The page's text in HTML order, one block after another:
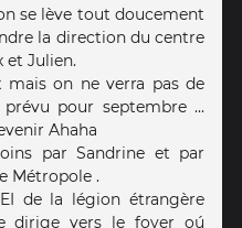
se lève tout doucement
la direction du centre
et Julien.
on ne verra pas de
pour septembre ...
Ahaha
par Sandrine et par
Métropole .
de la légion étrangère
dirige vers le foyer oú